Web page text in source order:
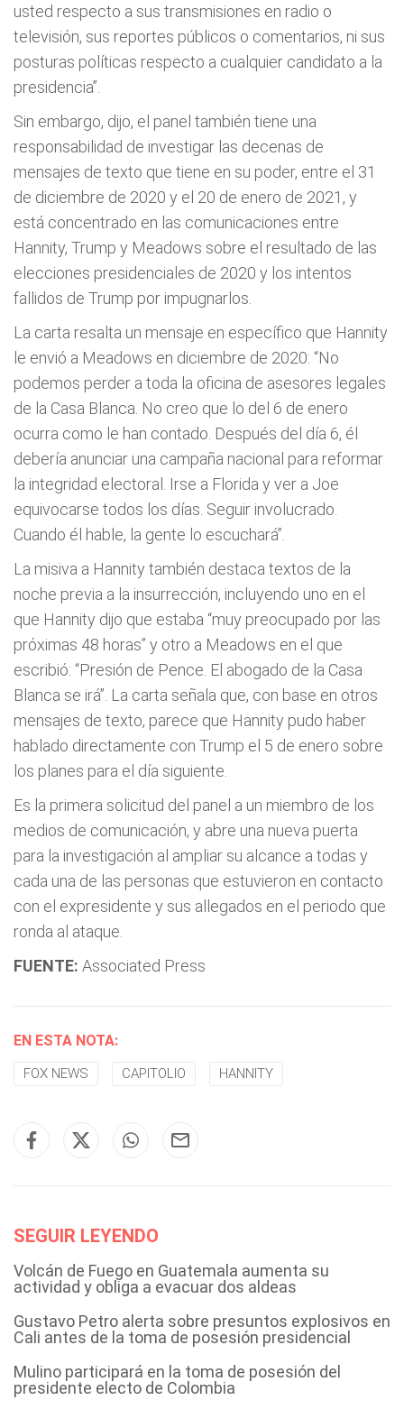
usted respecto a sus transmisiones en radio o
televisión, sus reportes públicos o comentarios, ni sus
posturas políticas respecto a cualquier candidato a la
presidencia”.
Sin embargo, dijo, el panel también tiene una
responsabilidad de investigar las decenas de
mensajes de texto que tiene en su poder, entre el 31
de diciembre de 2020 y el 20 de enero de 2021, y
está concentrado en las comunicaciones entre
Hannity, Trump y Meadows sobre el resultado de las
elecciones presidenciales de 2020 y los intentos
fallidos de Trump por impugnarlos.
La carta resalta un mensaje en específico que Hannity
le envió a Meadows en diciembre de 2020: “No
podemos perder a toda la oficina de asesores legales
de la Casa Blanca. No creo que lo del 6 de enero
ocurra como le han contado. Después del día 6, él
debería anunciar una campaña nacional para reformar
la integridad electoral. Irse a Florida y ver a Joe
equivocarse todos los días. Seguir involucrado.
Cuando él hable, la gente lo escuchará”.
La misiva a Hannity también destaca textos de la
noche previa a la insurrección, incluyendo uno en el
que Hannity dijo que estaba “muy preocupado por las
próximas 48 horas” y otro a Meadows en el que
escribió: “Presión de Pence. El abogado de la Casa
Blanca se irá”. La carta señala que, con base en otros
mensajes de texto, parece que Hannity pudo haber
hablado directamente con Trump el 5 de enero sobre
los planes para el día siguiente.
Es la primera solicitud del panel a un miembro de los
medios de comunicación, y abre una nueva puerta
para la investigación al ampliar su alcance a todas y
cada una de las personas que estuvieron en contacto
con el expresidente y sus allegados en el periodo que
ronda al ataque.
FUENTE: Associated Press
EN ESTA NOTA:
FOX NEWS CAPITOLIO HANNITY
SEGUIR LEYENDO
Volcán de Fuego en Guatemala aumenta su
actividad y obliga a evacuar dos aldeas
Gustavo Petro alerta sobre presuntos explosivos en
Cali antes de la toma de posesión presidencial
Mulino participará en la toma de posesión del
presidente electo de Colombia